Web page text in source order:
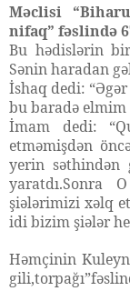
Məclisi
nifaq” fəslində
Bu hədislərin
Sənin haradan
İshaq dedi:
bu baradə elmim
İmam dedi:
etməmişdən
yerin
yaratdı.Sonra
şiələrimizi xəlq
idi bizim şiələr
Həmçinin